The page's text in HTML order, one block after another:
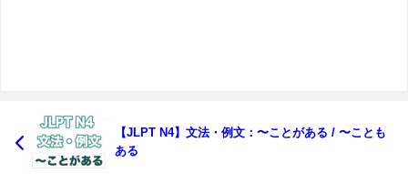
【JLPT N4】文法・例文：〜ことがある / 〜ことも
ある